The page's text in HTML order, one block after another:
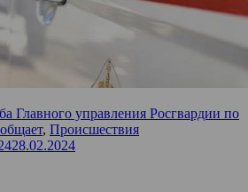
Главного управления Росгвардии по
, Происшествия
28.02.2024